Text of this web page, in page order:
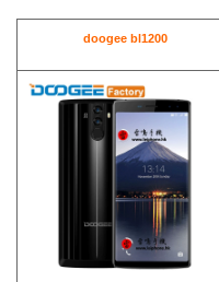
doogee bl1200